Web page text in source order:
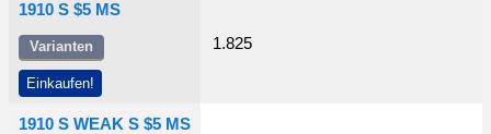
1910 S $5 MS
Varianten
Einkaufen!
1910 S WEAK S $5 MS
1.825